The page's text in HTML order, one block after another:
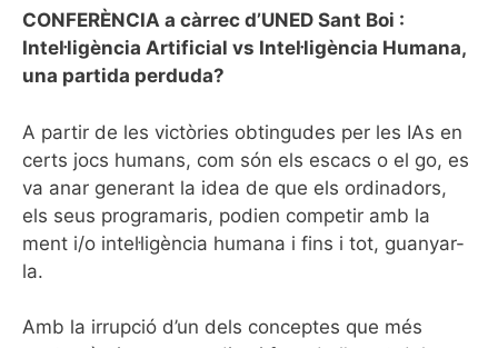
CONFERÈNCIA a càrrec d’UNED Sant Boi :
Intel·ligència Artificial vs Intel·ligència Humana,
una partida perduda?
A partir de les victòries obtingudes per les IAs en
certs jocs humans, com són els escacs o el go, es
va anar generant la idea de que els ordinadors,
els seus programaris, podien competir amb la
ment i/o intel·ligència humana i fins i tot, guanyar-
la.
Amb la irrupció d’un dels conceptes que més